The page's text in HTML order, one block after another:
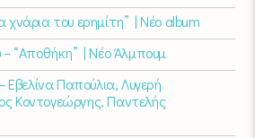
του ερημίτη” | Νέο album
– “Αποθήκη” | Νέο Άλμπουμ
Εβελίνα Παπούλια, Λυγερή
Κοντογεώργης, Παντελής